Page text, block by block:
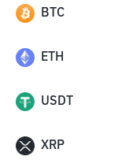
BTC
ETH
USDT
XRP